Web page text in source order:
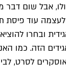
ב-2008 חולל טלטלה
ובחרו
הזה. כמו
לסרט,